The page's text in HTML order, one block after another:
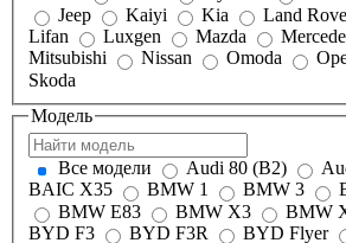
Jeep
Kaiyi Kia Land
Lifan
Luxgen Mazda
Mitsubishi
Nissan Omoda
Skoda
Модель
Все модели Audi 80 (B2)
BAIC X35
BMW 1 BMW 3
BMW E83
BMW X3 BMW
BYD F3
BYD F3R BYD Flyer